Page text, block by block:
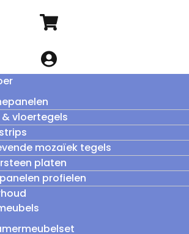
vloertegels
mozaïek tegels
platen
profielen